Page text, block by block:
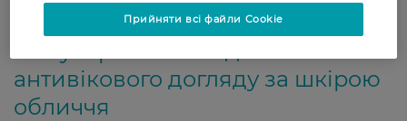
антивікового догляду за шкірою
обличчя
Прийняти всі файли Cookie